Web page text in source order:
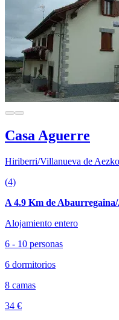
Casa Aguerre
Hiriberri/Villanueva de
(4)
A 4.9 Km de
Alojamiento entero
6 - 10 personas
6 dormitorios
8 camas
34 €